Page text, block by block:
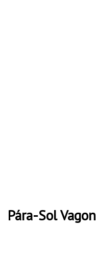
Pára-Sol Vagon